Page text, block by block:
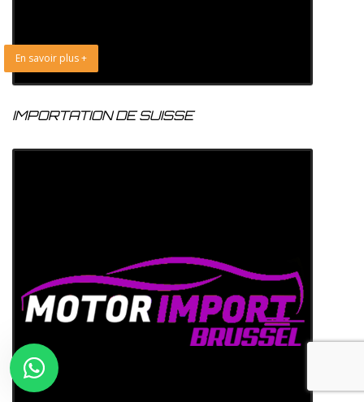
En savoir plus +
IMPORTATION DE SUISSE